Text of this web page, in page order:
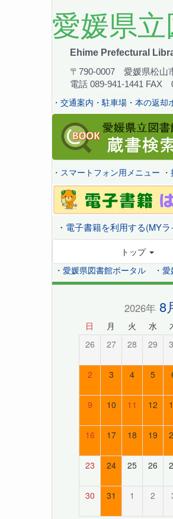
愛媛県
Ehime Prefectural
〒790-0007 愛媛県松山
電話 089-941-1441 FAX
・ 交通案内・駐車場・本の返却
・ スマートフォン用メニュー ・
・ 電子書籍を利用する(MY
トップ
・ 愛媛県図書館ポータル ・ 愛
2026年 8
日 月 火 水
26 27 28 29
2 3 4 5
9 10 11 12
16 17 18 19
23 24 25 26
30 31 1 2